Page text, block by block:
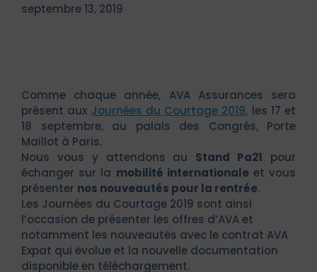
septembre 13, 2019
Comme chaque année, AVA Assurances sera
présent aux Journées du Courtage 2019, les 17 et
18 septembre, au palais des Congrès, Porte
Maillot à Paris.
Nous vous y attendons au Stand Pa21 pour
échanger sur la mobilité internationaleet vous
présenter nos nouveautés pour la rentrée.
Les Journées du Courtage 2019 sont ainsi
l’occasion de présenter les offres d’AVA et
notamment les nouveautés avec le contrat AVA
Expat qui évolue et la nouvelle documentation
disponible en téléchargement.